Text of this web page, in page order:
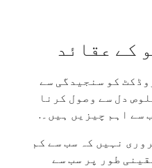
کے عقائد
کو سنجیدگی سے
دل سے وصول کرنا
سے اہم چیزیں ہیں۔.
نہیں کہ سب سے کم
طور پر سب سے